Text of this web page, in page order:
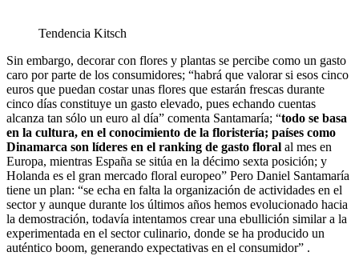
Tendencia Kitsch
Sin embargo, decorar con flores y plantas se percibe como un gasto
caro por parte de los consumidores; “habrá que valorar si esos cinco
euros que puedan costar unas flores que estarán frescas durante
cinco días constituye un gasto elevado, pues echando cuentas
alcanza tan sólo un euro al día” comenta Santamaría; “todo se basa
en la cultura, en el conocimiento de la floristería; países como
Dinamarca son líderes en el ranking de gasto floral al mes en
Europa, mientras España se sitúa en la décimo sexta posición; y
Holanda es el gran mercado floral europeo” Pero Daniel Santamaría
tiene un plan: “se echa en falta la organización de actividades en el
sector y aunque durante los últimos años hemos evolucionado hacia
la demostración, todavía intentamos crear una ebullición similar a la
experimentada en el sector culinario, donde se ha producido un
auténtico boom, generando expectativas en el consumidor” .